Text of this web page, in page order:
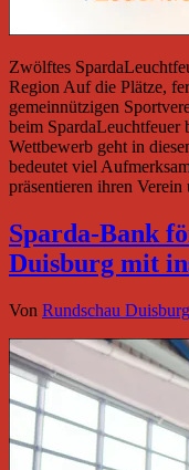
Zwölftes
Region Auf die Plätze,
gemeinnützigen
beim
Wettbewerb geht in
bedeutet viel
präsentieren ihren
Sparda-Bank
Duisburg mit
Von Rundschau Duisburg